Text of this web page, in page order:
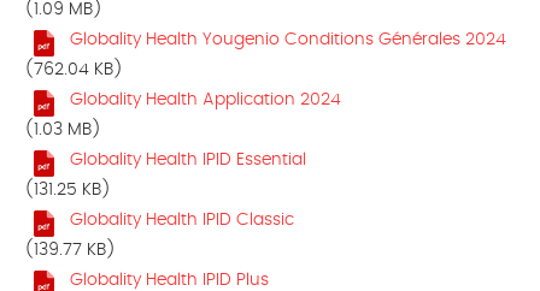
(1.09 MB)
Globality Health Yougenio Conditions Générales 2024
(762.04 KB)
Globality Health Application 2024
(1.03 MB)
Globality Health IPID Essential
(131.25 KB)
Globality Health IPID Classic
(139.77 KB)
Globality Health IPID Plus